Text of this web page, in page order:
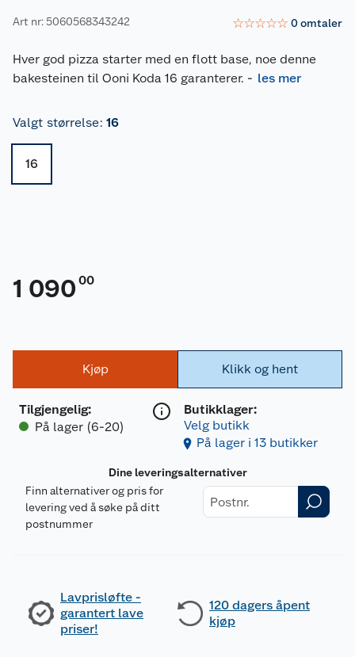
Art nr: 5060568343242 ☆☆☆☆☆ 0omtaler
Hver god pizza starter med en flott base, noe denne
bakesteinen til Ooni Koda 16 garanterer. - les mer
Valgt størrelse: 16
16
1 090 00
Kjøp
Tilgjengelig:
På lager (6-20)
Klikk og hent
Butikklager:
Velg butikk
På lager i 13 butikker
Dine leveringsalternativer
Finn alternativer og pris for
levering ved å søke på ditt
postnummer
Lavprisløfte -
garantert lave
priser!
120 dagers åpent
kjøp